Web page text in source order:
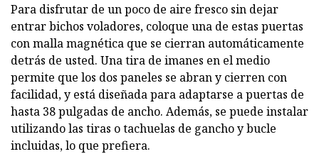
Para disfrutar de un poco de aire fresco sin dejar
entrar bichos voladores, coloque una de estas puertas
con malla magnética que se cierran automáticamente
detrás de usted. Una tira de imanes en el medio
permite que los dos paneles se abran y cierren con
facilidad, y está diseñada para adaptarse a puertas de
hasta 38 pulgadas de ancho. Además, se puede instalar
utilizando las tiras o tachuelas de gancho y bucle
incluidas, lo que prefiera.